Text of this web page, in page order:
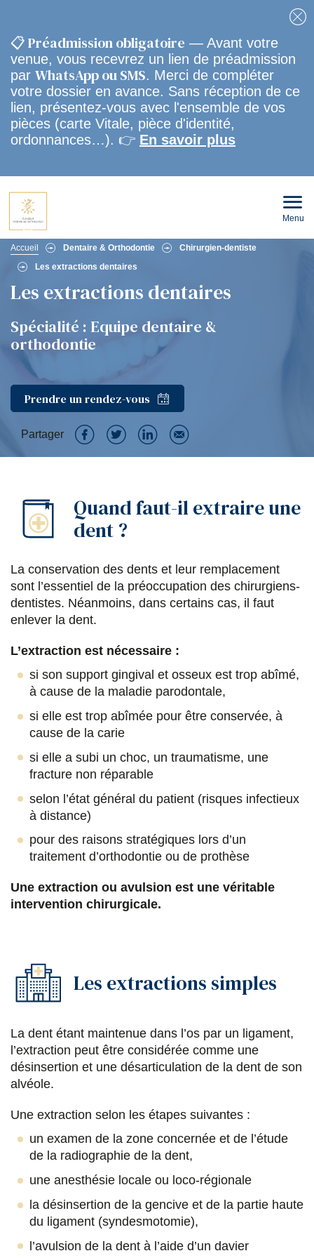
📋 Préadmission obligatoire — Avant votre
venue, vous recevrez un lien de préadmission
par WhatsApp ou SMS. Merci de compléter
votre dossier en avance. Sans réception de ce
lien, présentez-vous avec l'ensemble de vos
pièces (carte Vitale, pièce d'identité,
ordonnances…). 👉 En savoir plus
Menu
menu
Fil
d'Ariane
Accueil Dentaire & Orthodontie
Chirurgien-dentiste
Les extractions dentaires
Les extractions dentaires
Spécialité : Equipe dentaire &
orthodontie
Prendre un rendez-vous
Partager
P
r
t
g
e
r
s
u
r
F
a
c
e
b
o
o
k
P
r
t
g
e
s
u
r
T
w
i
t
e
r
P
r
g
e
s
u
r
L
n
k
d
i
n
P
r
g
e
p
a
r
E
a
i
Quand faut-il extraire une
dent ?
La conservation des dents et leur remplacement
sont l’essentiel de la préoccupation des chirurgiens-
dentistes. Néanmoins, dans certains cas, il faut
enlever la dent.
L’extraction est nécessaire :
si son support gingival et osseux est trop abîmé,
à cause de la maladie parodontale,
si elle est trop abîmée pour être conservée, à
cause de la carie
si elle a subi un choc, un traumatisme, une
fracture non réparable
selon l’état général du patient (risques infectieux
à distance)
pour des raisons stratégiques lors d’un
traitement d’orthodontie ou de prothèse
Une extraction ou avulsion est une véritable
intervention chirurgicale.
Les extractions simples
La dent étant maintenue dans l’os par un ligament,
l’extraction peut être considérée comme une
désinsertion et une désarticulation de la dent de son
alvéole.
Une extraction selon les étapes suivantes :
un examen de la zone concernée et de l’étude
de la radiographie de la dent,
une anesthésie locale ou loco-régionale
la désinsertion de la gencive et de la partie haute
du ligament (syndesmotomie),
l’avulsion de la dent à l’aide d’un davier